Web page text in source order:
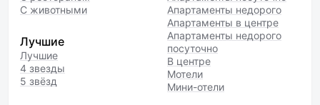
С животными
Лучшие
Лучшие
4 звезды
5 звёзд
Апартаменты недорого
Апартаменты в центре
Апартаменты недорого
посуточно
В центре
Мотели
Мини-отели